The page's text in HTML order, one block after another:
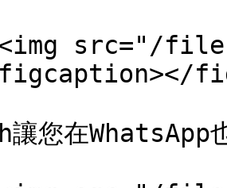
src="/files/
您在WhatsApp